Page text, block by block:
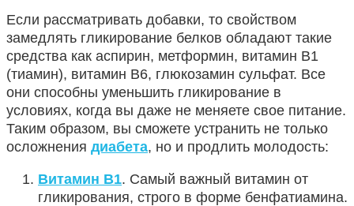
Если рассматривать добавки, то свойством
замедлять гликирование белков обладают такие
средства как аспирин, метформин, витамин В1
(тиамин), витамин В6, глюкозамин сульфат. Все
они способны уменьшить гликирование в
условиях, когда вы даже не меняете свое питание.
Таким образом, вы сможете устранить не только
осложнения диабета, но и продлить молодость:
Витамин В1. Самый важный витамин от
гликирования, строго в форме бенфатиамина.